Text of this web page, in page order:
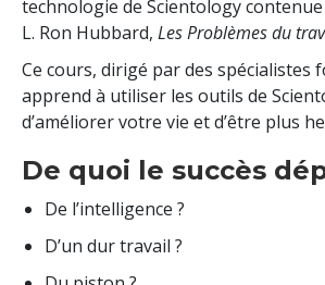
technologie de Scientology
L. Ron Hubbard, Les Problèmes du
Ce cours, dirigé par des spécialistes
apprend à utiliser les outils de
d’améliorer votre vie et d’être plus
De quoi le succès
De l’intelligence ?
D’un dur travail ?